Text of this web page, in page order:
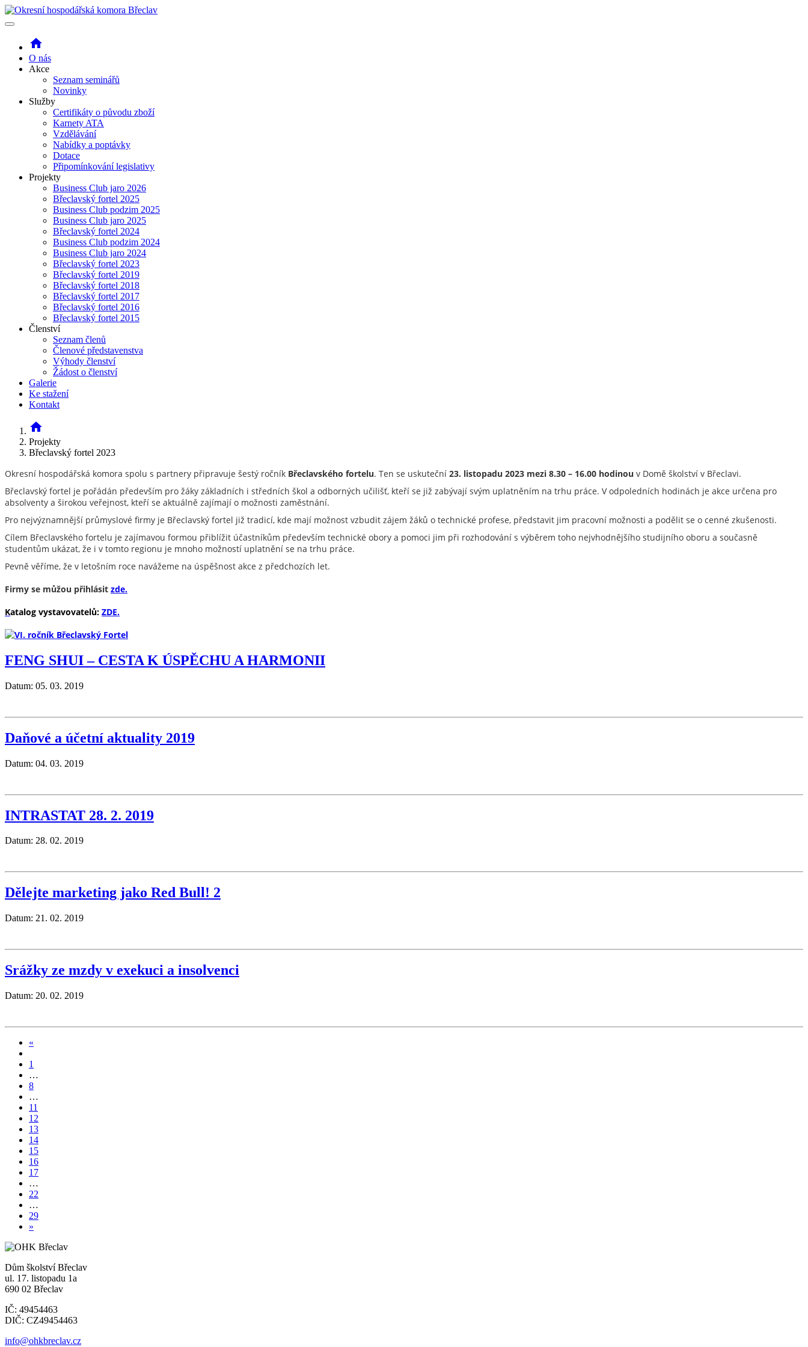
home
O nás
Akce
Seznam seminářů
Novinky
Služby
Certifikáty o původu zboží
Karnety ATA
Vzdělávání
Nabídky a poptávky
Dotace
Připomínkování legislativy
Projekty
Business Club jaro 2026
Břeclavský fortel 2025
Business Club podzim 2025
Business Club jaro 2025
Břeclavský fortel 2024
Business Club podzim 2024
Business Club jaro 2024
Břeclavský fortel 2023
Břeclavský fortel 2019
Břeclavský fortel 2018
Břeclavský fortel 2017
Břeclavský fortel 2016
Břeclavský fortel 2015
Členství
Seznam členů
Členové představenstva
Výhody členství
Žádost o členství
Galerie
Ke stažení
Kontakt
home
Projekty
Břeclavský fortel 2023
Okresní hospodářská komora spolu s partnery připravuje šestý ročník Břeclavského fortelu. Ten se uskuteční 23. listopadu 2023 mezi 8.30 – 16.00 hodinou v Domě školství v Břeclavi.
Břeclavský fortel je pořádán především pro žáky základních i středních škol a odborných učilišť, kteří se již zabývají svým uplatněním na trhu práce. V odpoledních hodinách je akce určena pro
absolventy a širokou veřejnost, kteří se aktuálně zajímají o možnosti zaměstnání.
Pro nejvýznamnější průmyslové firmy je Břeclavský fortel již tradicí, kde mají možnost vzbudit zájem žáků o technické profese, představit jim pracovní možnosti a podělit se o cenné zkušenosti.
Cílem Břeclavského fortelu je zajímavou formou přiblížit účastníkům především technické obory a pomoci jim při rozhodování s výběrem toho nejvhodnějšího studijního oboru a současně
studentům ukázat, že i v tomto regionu je mnoho možností uplatnění se na trhu práce.
Pevně věříme, že v letošním roce navážeme na úspěšnost akce z předchozích let.
Firmy se můžou přihlásit zde.
Katalog vystavovatelů: ZDE.
FENG SHUI – CESTA K ÚSPĚCHU A HARMONII
Datum: 05. 03. 2019
Daňové a účetní aktuality 2019
Datum: 04. 03. 2019
INTRASTAT 28. 2. 2019
Datum: 28. 02. 2019
Dělejte marketing jako Red Bull! 2
Datum: 21. 02. 2019
Srážky ze mzdy v exekuci a insolvenci
Datum: 20. 02. 2019
«
1
…
8
…
11
12
13
14
15
16
17
…
22
…
29
»
Dům školství Břeclav
ul. 17. listopadu 1a
690 02 Břeclav
IČ: 49454463
DIČ: CZ49454463
info@ohkbreclav.cz